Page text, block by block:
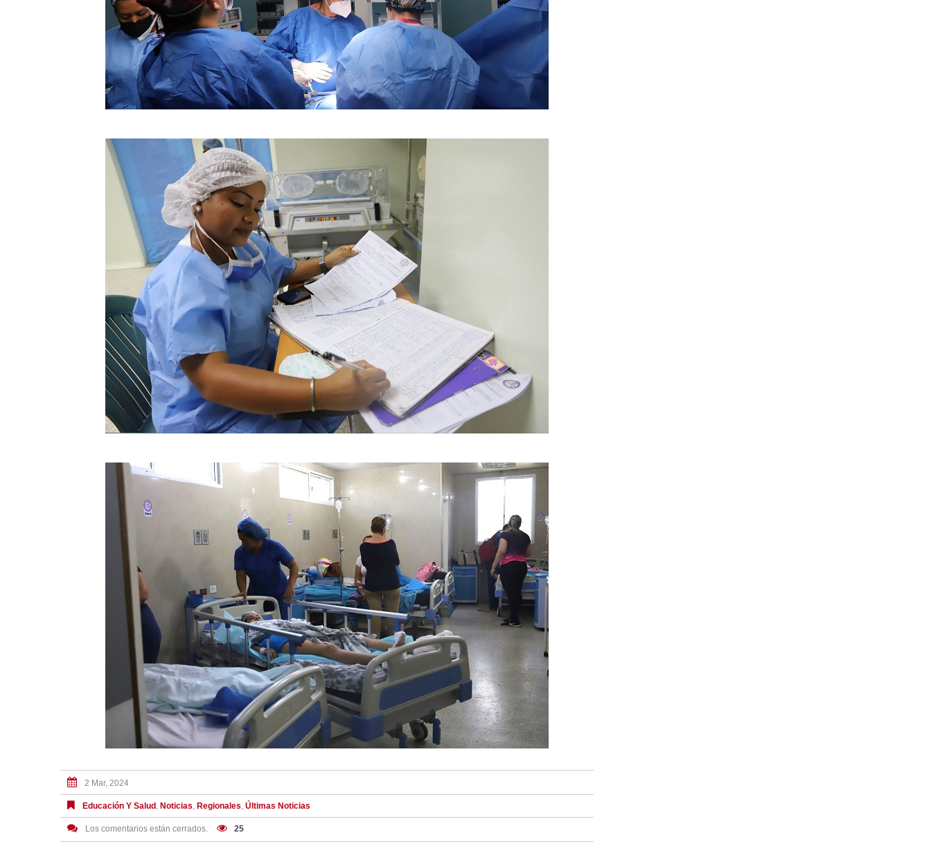
2 Mar, 2024
Educación Y Salud, Noticias Regionales Últimas Noticias
Los comentarios están cerrados. 25